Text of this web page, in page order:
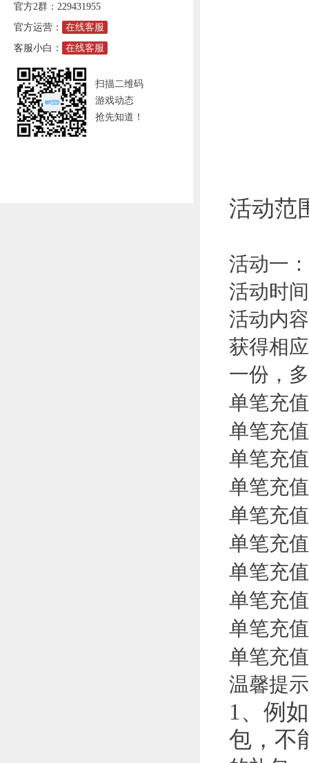
官方2群：229431955
官方运营：
在线客服
客服小白：
在线客服
扫描二维码
游戏动态
抢先知道！
活动范
活动一
活动时
活动内
获得相
一份，
单笔充
单笔充
单笔充
单笔充
单笔充
单笔充
单笔充
单笔充
单笔充
单笔充
温馨提
1、例
包，不